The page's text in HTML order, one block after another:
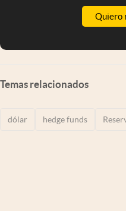
Quiero
Temas relacionados
dólar hedge funds